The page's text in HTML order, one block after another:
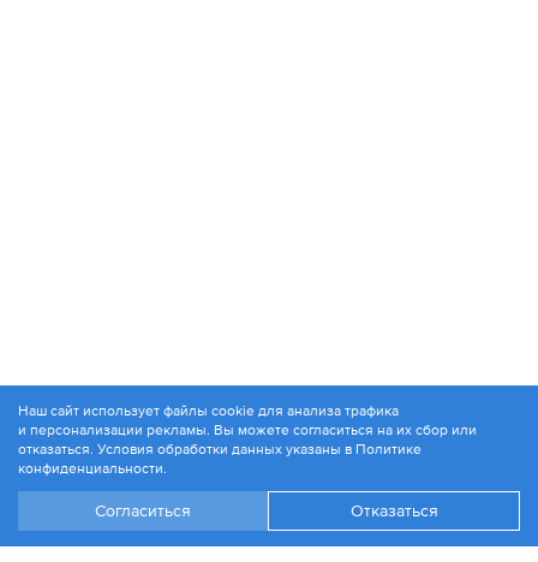
© 1994-2026. ЗАО «Контакт Плюс»
Политика конфиденциальности
Наш сайт использует файлы cookie для анализа трафика
и персонализации рекламы. Вы можете согласиться на их сбор или
отказаться. Условия обработки данных указаны в Политике
конфиденциальности.
Согласиться Отказаться